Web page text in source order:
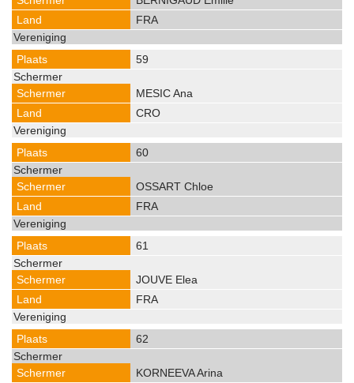
FRA
59
MESIC Ana
CRO
60
OSSART Chloe
FRA
61
JOUVE Elea
FRA
62
KORNEEVA Arina